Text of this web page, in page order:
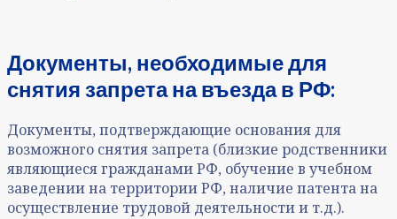
Документы, необходимые для
снятия запрета на въезда в РФ:
Документы, подтверждающие основания для
возможного снятия запрета (близкие родственники
являющиеся гражданами РФ, обучение в учебном
заведении на территории РФ, наличие патента на
осуществление трудовой деятельности и т.д.).